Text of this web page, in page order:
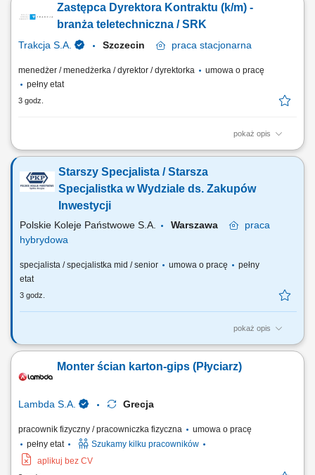
jakości, terminowości i zgodności z dokumentacją; koordynowanie
działań ekip wykonawczych oraz podwykonawców branży sanitarnej;
Zastępca Dyrektora Kontraktu (k/m) -
branża teletechniczna / SRK
Trakcja S.A. Szczecin praca stacjonarna
menedżer / menedżerka / dyrektor / dyrektorka
umowa o pracę
pełny etat
3 godz.
pokaż opis
Opis stanowiska koordynacja i nadzór nad realizacją robót w branży
Kontraktu w zarządzaniu realizacją kontraktu zgodnie z
harmonogramem, budżetem oraz wymaganiami technicznymi,
koordynacja współpracy pomiędzy branżami oraz...
Starszy Specjalista / Starsza
Specjalistka w Wydziale ds. Zakupów
Inwestycji
Polskie Koleje Państwowe S.A. Warszawa
praca
hybrydowa
specjalista / specjalistka mid / senior umowa o pracę
pełny
etat
3 godz.
pokaż opis
Pracujemy przy projektach związanych z inwestycjami o dużej skali, w
Prowadzimy postępowania związane z usługami oraz robotami
budowlanymi, np. na modernizację dworców. Jeśli masz doświadczenie
Monter ścian karton-gips (Płyciarz)
Lambda S.A. Grecja
pracownik fizyczny / pracowniczka fizyczna
umowa o pracę
pełny etat
Szukamy kilku pracowników
aplikuj bez CV